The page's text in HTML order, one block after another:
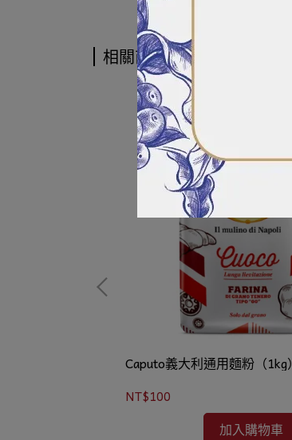
相關商品
Caputo義大利通用麵粉（1kg）
NT$100
加入購物車